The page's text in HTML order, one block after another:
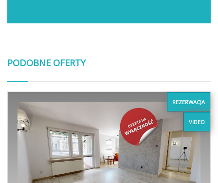
PODOBNE OFERTY
REZERWACJA
VIDEO